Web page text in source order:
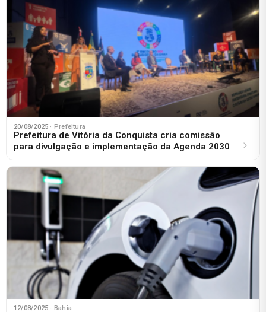
20/08/2025 · Prefeitura
Prefeitura de Vitória da Conquista cria comissão
para divulgação e implementação da Agenda 2030
12/08/2025 · Bahia